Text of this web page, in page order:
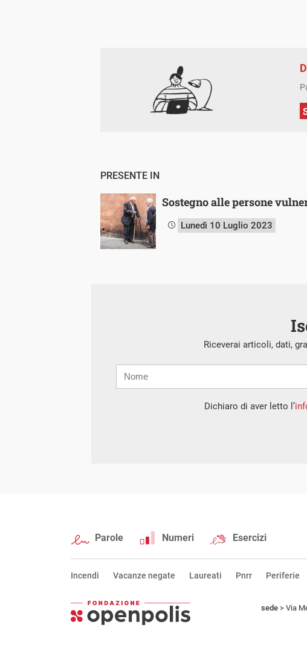
PRESENTE IN
Sostegno alle persone
Lunedì 10 Luglio 2023
Riceverai articoli, dati,
mail
Dichiaro di aver letto l’
Parole Numeri Esercizi
Incendi Vacanze negate Laureati Pnrr Periferie
sede > Via